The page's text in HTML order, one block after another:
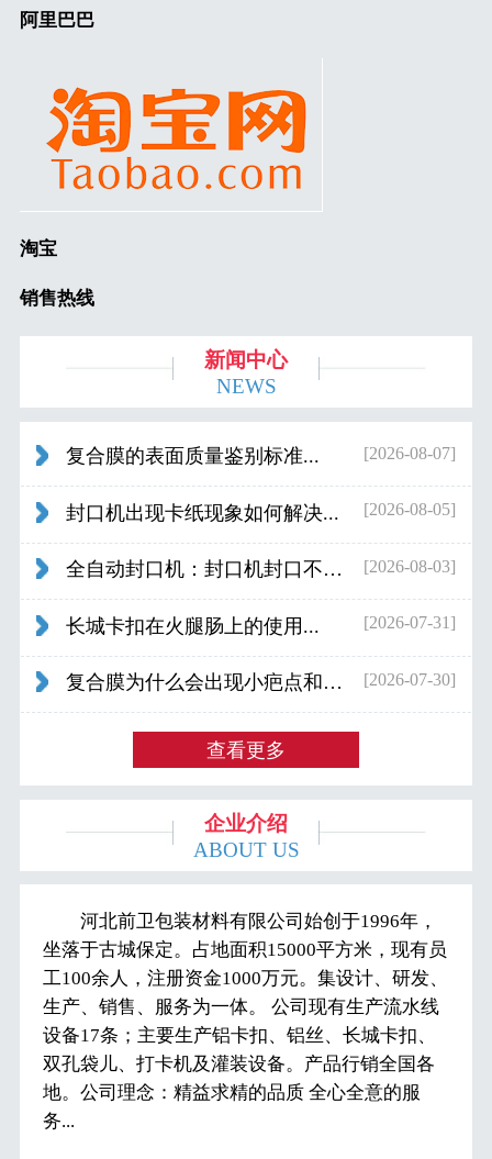
阿里巴巴
淘宝
销售热线
新闻中心
NEWS
复合膜的表面质量鉴别标准... [2026-08-07]
封口机出现卡纸现象如何解决... [2026-08-05]
全自动封口机：封口机封口不好应检查什... [2026-08-03]
长城卡扣在火腿肠上的使用... [2026-07-31]
复合膜为什么会出现小疤点和波浪纹... [2026-07-30]
查看更多
企业介绍
ABOUT US
河北前卫包装材料有限公司始创于1996年，
坐落于古城保定。占地面积15000平方米，现有员
工100余人，注册资金1000万元。集设计、研发、
生产、销售、服务为一体。 公司现有生产流水线
设备17条；主要生产铝卡扣、铝丝、长城卡扣、
双孔袋儿、打卡机及灌装设备。产品行销全国各
地。公司理念：精益求精的品质 全心全意的服
务...